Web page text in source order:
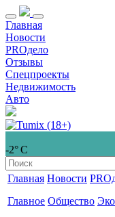
Главная
Новости
PROдело
Отзывы
Спецпроекты
Недвижимость
Авто
-2° С
Главная Новости
Главное Общество